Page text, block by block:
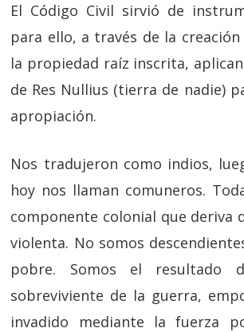
El Código Civil sirvió de
para ello, a través de la
la propiedad raíz inscrita,
de Res Nullius (tierra de nadie)
apropiación.
Nos tradujeron como indios,
hoy nos llaman comuneros.
componente colonial que deriva
violenta. No somos
pobre. Somos el resultado
sobreviviente de la guerra,
invadido mediante la fuerza